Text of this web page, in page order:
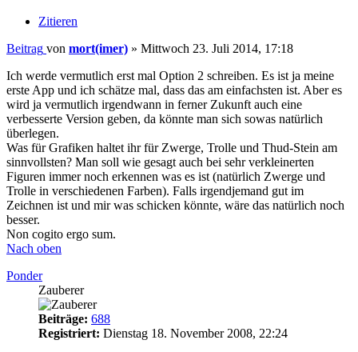
Zitieren
Beitrag von mort(imer) » Mittwoch 23. Juli 2014, 17:18
Ich werde vermutlich erst mal Option 2 schreiben. Es ist ja meine
erste App und ich schätze mal, dass das am einfachsten ist. Aber es
wird ja vermutlich irgendwann in ferner Zukunft auch eine
verbesserte Version geben, da könnte man sich sowas natürlich
überlegen.
Was für Grafiken haltet ihr für Zwerge, Trolle und Thud-Stein am
sinnvollsten? Man soll wie gesagt auch bei sehr verkleinerten
Figuren immer noch erkennen was es ist (natürlich Zwerge und
Trolle in verschiedenen Farben). Falls irgendjemand gut im
Zeichnen ist und mir was schicken könnte, wäre das natürlich noch
besser.
Non cogito ergo sum.
Nach oben
Ponder
Zauberer
Beiträge: 688
Registriert: Dienstag 18. November 2008, 22:24